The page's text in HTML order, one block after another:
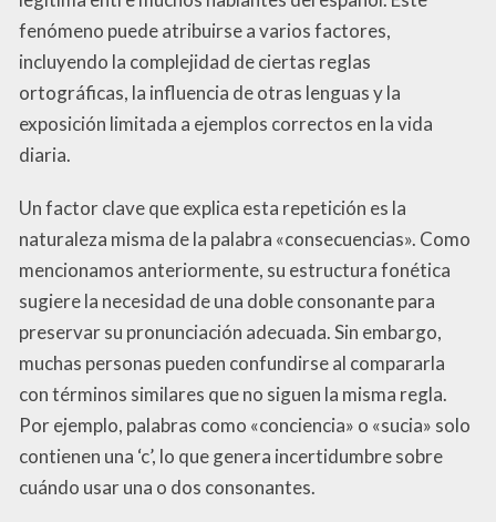
fenómeno puede atribuirse a varios factores,
incluyendo la complejidad de ciertas reglas
ortográficas, la influencia de otras lenguas y la
exposición limitada a ejemplos correctos en la vida
diaria.
Un factor clave que explica esta repetición es la
naturaleza misma de la palabra «consecuencias». Como
mencionamos anteriormente, su estructura fonética
sugiere la necesidad de una doble consonante para
preservar su pronunciación adecuada. Sin embargo,
muchas personas pueden confundirse al compararla
con términos similares que no siguen la misma regla.
Por ejemplo, palabras como «conciencia» o «sucia» solo
contienen una ‘c’, lo que genera incertidumbre sobre
cuándo usar una o dos consonantes.